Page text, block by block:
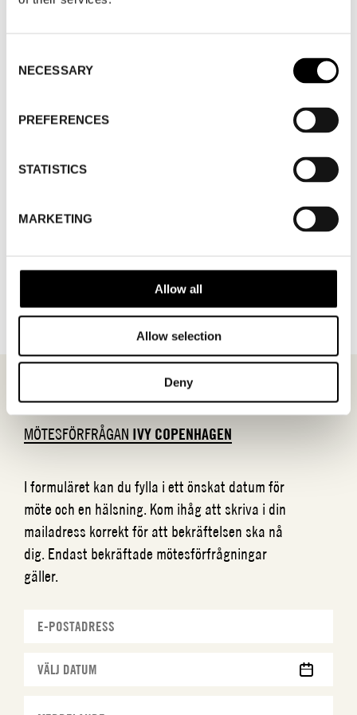
Selection
NECESSARY
PREFERENCES
STATISTICS
MARKETING
Allow all
Allow selection
Deny
TILLBAKA TILL VARUMÄRKEN
MÖTESFÖRFRÅGAN IVY COPENHAGEN
I formuläret kan du fylla i ett önskat datum för
möte och en hälsning. Kom ihåg att skriva i din
mailadress korrekt för att bekräftelsen ska nå
dig. Endast bekräftade mötesförfrågningar
gäller.